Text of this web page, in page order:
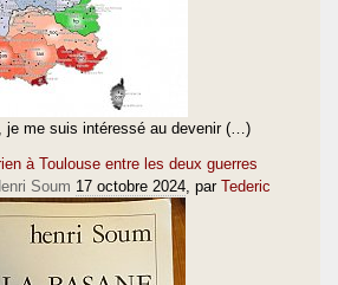
je me suis intéressé au devenir (…)
à Toulouse entre les deux guerres
Soum 17 octobre 2024 , par Tederic